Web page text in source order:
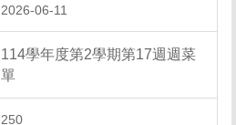
2026-06-11
114學年度第2學期第17週週菜
單
250